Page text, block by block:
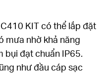
KIT có thể lắp đặt
mưa nhờ khả năng
bụi đạt chuẩn IP65.
như đầu cáp sạc